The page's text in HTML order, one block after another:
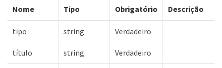
Nome Tipo Obrigatório Descrição
tipo string Verdadeiro
título string Verdadeiro